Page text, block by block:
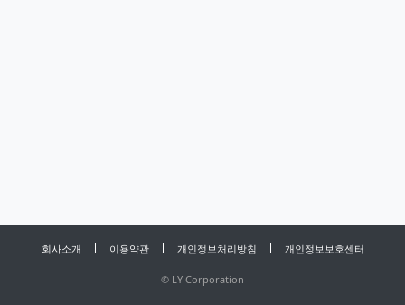
회사소개 이용약관 개인정보처리방침 개인정보보호센터
© LY Corporation